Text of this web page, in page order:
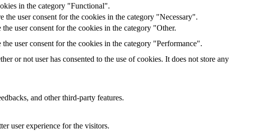
in the category "Functional".
user consent for the cookies in the category "Necessary".
user consent for the cookies in the category "Other.
user consent for the cookies in the category "Performance".
or not user has consented to the use of cookies. It does not store any
and other third-party features.
user experience for the visitors.